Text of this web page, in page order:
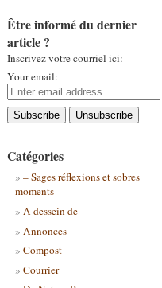
Être informé du dernier
article ?
Inscrivez votre courriel ici:
Your email:
Catégories
– Sages réflexions et sobres
moments
A dessein de
Annonces
Compost
Courrier